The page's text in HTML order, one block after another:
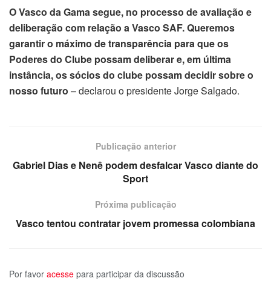
O Vasco da Gama segue, no processo de avaliação e
deliberação com relação a Vasco SAF. Queremos
garantir o máximo de transparência para que os
Poderes do Clube possam deliberar e, em última
instância, os sócios do clube possam decidir sobre o
nosso futuro – declarou o presidente Jorge Salgado.
Publicação anterior
Gabriel Dias e Nenê podem desfalcar Vasco diante do
Sport
Próxima publicação
Vasco tentou contratar jovem promessa colombiana
Por favor acesse para participar da discussão